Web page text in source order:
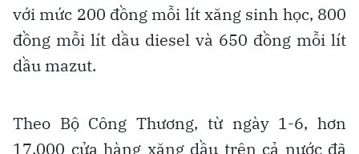
với mức 200 đồng mỗi lít xăng sinh học, 800
đồng mỗi lít dầu diesel và 650 đồng mỗi lít
dầu mazut.
Theo Bộ Công Thương, từ ngày 1-6, hơn
17.000 cửa hàng xăng dầu trên cả nước đã